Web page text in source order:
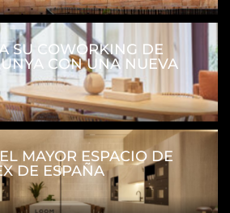
SU COWORKING DE
CON UNA NUEVA
MAYOR ESPACIO DE
DE ESPAÑA